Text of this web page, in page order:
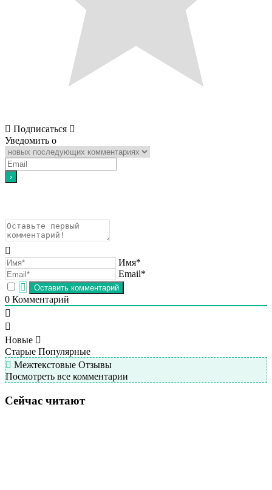
Подписаться
Уведомить о
Имя*
Email*
0 Комментарий
Новые
Старые Популярные
Межтекстовые Отзывы
Посмотреть все комментарии
Сейчас читают